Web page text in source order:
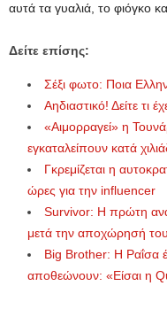
αυτά τα γυαλιά, το φιόγκο
Δείτε επίσης:
Σέξι φωτο: Ποια
Αηδιαστικό! Δείτε τι
«Αιμορραγεί» η
εγκαταλείπουν κατά
Γκρεμίζεται η
ώρες για την influencer
Survivor: Η πρώτη
μετά την αποχώρησή του
Big Brother: Η Ραΐσα
αποθεώνουν: «Είσαι η